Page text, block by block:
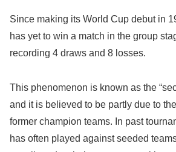
Since making its World Cup debut in
has yet to win a match in the group
recording 4 draws and 8 losses.
This phenomenon is known as the
and it is believed to be partly due to
former champion teams. In past
has often played against seeded